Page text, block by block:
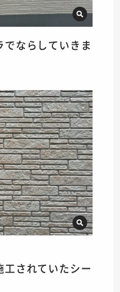
ならしていきま
されていたシー